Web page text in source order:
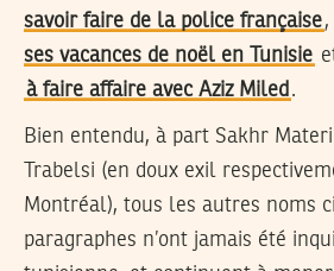
savoir faire de la police française
ses vacances de noël en Tunisie
à faire affaire avec Aziz Miled .
Bien entendu, à part Sakhr
Trabelsi (en doux exil
Montréal), tous les autres noms
paragraphes n’ont jamais été